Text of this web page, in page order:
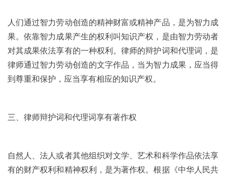
人们通过智力劳动创造的精神财富或精神产品，是为智力成
果。依靠智力成果产生的权利叫知识产权，是由智力劳动者
对其成果依法享有的一种权利。律师的辩护词和代理词，是
律师通过智力劳动创造的文字作品，当为智力成果，应当得
到尊重和保护，应当享有相应的知识产权。
三、律师辩护词和代理词享有著作权
自然人、法人或者其他组织对文学、艺术和科学作品依法享
有的财产权利和精神权利，是为著作权。根据《中华人民共